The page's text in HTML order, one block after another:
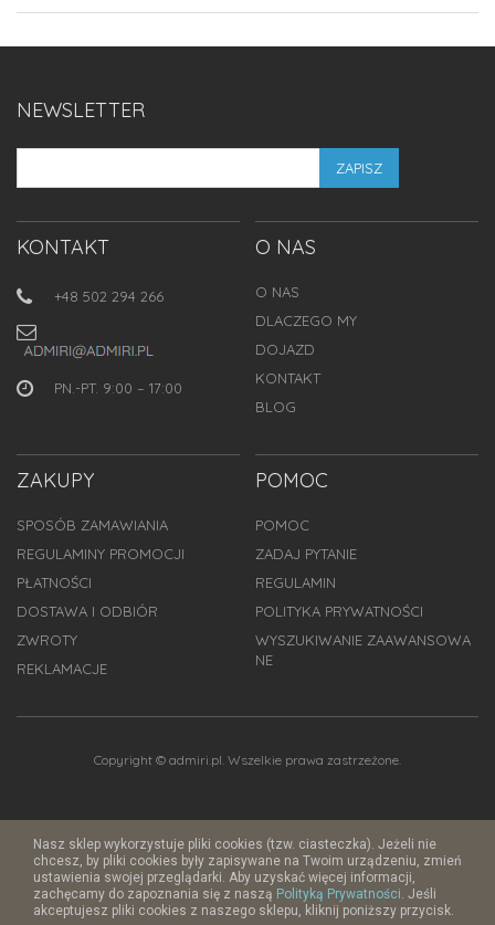
NEWSLETTER
ZAPISZ
KONTAKT
+48 502 294 266
PN.-PT. 9:00 – 17:00
O NAS
O NAS
DLACZEGO MY
DOJAZD
KONTAKT
BLOG
ZAKUPY
SPOSÓB ZAMAWIANIA
REGULAMINY PROMOCJI
PŁATNOŚCI
DOSTAWA I ODBIÓR
ZWROTY
REKLAMACJE
POMOC
POMOC
ZADAJ PYTANIE
REGULAMIN
POLITYKA PRYWATNOŚCI
WYSZUKIWANIE ZAAWANSOWA
NE
Copyright © admiri.pl. Wszelkie prawa zastrzeżone.
Nasz sklep wykorzystuje pliki cookies (tzw. ciasteczka). Jeżeli nie
chcesz, by pliki cookies były zapisywane na Twoim urządzeniu, zmień
ustawienia swojej przeglądarki. Aby uzyskać więcej informacji,
zachęcamy do zapoznania się z naszą Polityką Prywatności. Jeśli
akceptujesz pliki cookies z naszego sklepu, kliknij poniższy przycisk.